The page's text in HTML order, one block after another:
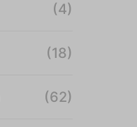
(4)
(18)
(62)